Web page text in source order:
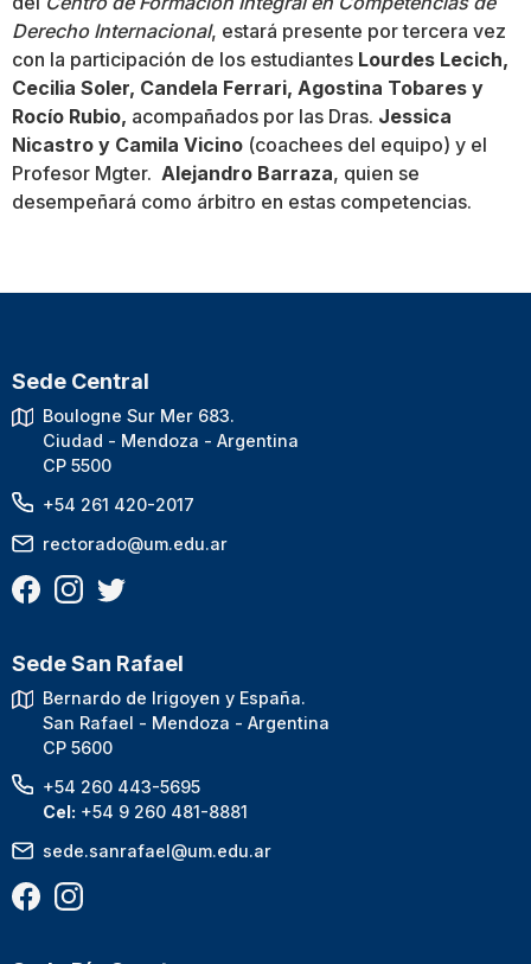
Derecho Internacional, estará presente por tercera vez
con la participación de los estudiantes Lourdes Lecich,
Cecilia Soler, Candela Ferrari, Agostina Tobares y
Rocío Rubio, acompañados por las Dras. Jessica
Nicastro y Camila Vicino (coachees del equipo) y el
Profesor Mgter. Alejandro Barraza, quien se
desempeñará como árbitro en estas competencias.
Sede Central
Boulogne Sur Mer 683.
Ciudad - Mendoza - Argentina
CP 5500
+54 261 420-2017
rectorado@um.edu.ar
Sede San Rafael
Bernardo de Irigoyen y España.
San Rafael - Mendoza - Argentina
CP 5600
+54 260 443-5695
Cel: +54 9 260 481-8881
sede.sanrafael@um.edu.ar